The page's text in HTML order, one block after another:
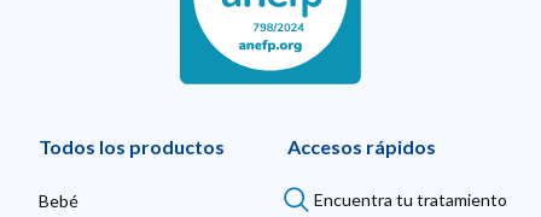
Todos los productos
Bebé
Accesos rápidos
Encuentra tu tratamiento